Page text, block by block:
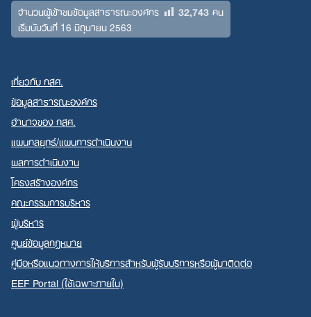
จำนวนผู้เข้าชมข้อมูลสาธารณะองค์กร 32,743คน
เริ่มนับวันที่ 16 มิถุนายน 2563
เกี่ยวกับ กสศ.
ข้อมูลสาธารณะองค์กร
อำนาจของ กสศ.
แผนกลยุทธ์/แผนการดำเนินงาน
ผลการดำเนินงาน
โครงสร้างองค์กร
คณะกรรมการบริหาร
ผู้บริหาร
ศูนย์ข้อมูลกฎหมาย
คู่มือหรือแนวทางการให้บริการสำหรับผู้รับบริการหรือผู้มาติดต่อ
EEF Portal (ใช้เฉพาะภายใน)